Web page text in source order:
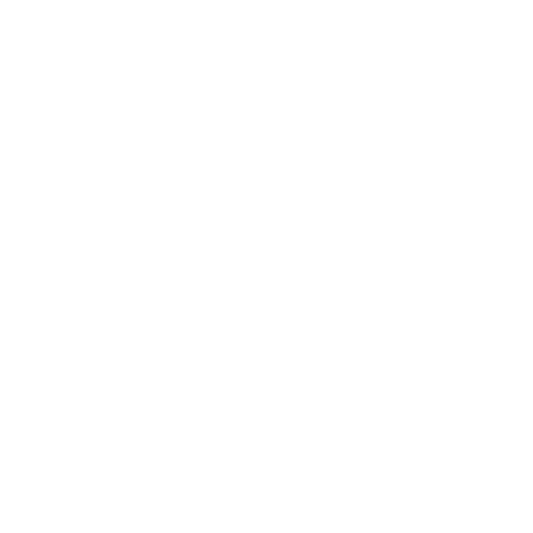
Financieras Interbancarias Mundiales"), una red
por letras y números. El BIC es necesario para
casos, optan tener un código SWIFT específico para
XXX, se refiere a la sede bancaria central. Si no, se
la cuenta de su destinatario y anular el pago.
y pedir que se anule la transferencia.